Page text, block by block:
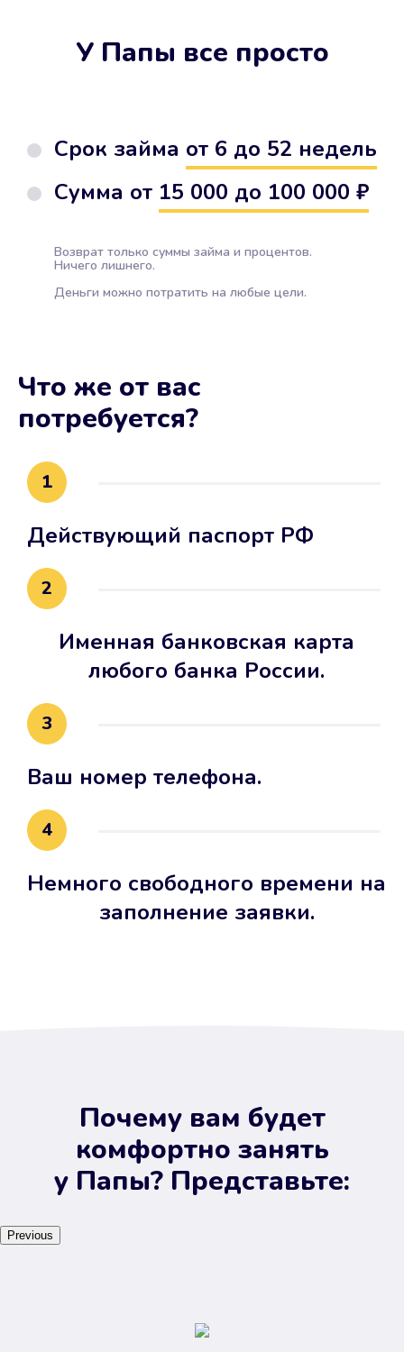
У Папы все просто
Срок займа от 6 до 52 недель
Сумма от 15 000 до 100 000 ₽
Возврат только суммы займа и процентов.
Ничего лишнего.
Деньги можно потратить на любые цели.
Что же от вас
потребуется?
1
Действующий паспорт РФ
2
Именная банковская карта
любого банка России.
3
Ваш номер телефона.
4
Немного свободного времени на
заполнение заявки.
Почему вам будет
комфортно занять
у Папы? Представьте:
Previous